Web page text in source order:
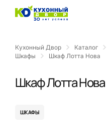
Кухонный Двор Каталог
Шкафы
Шкаф Лотта Нова
Шкаф Лотта Нова
ШКАФЫ